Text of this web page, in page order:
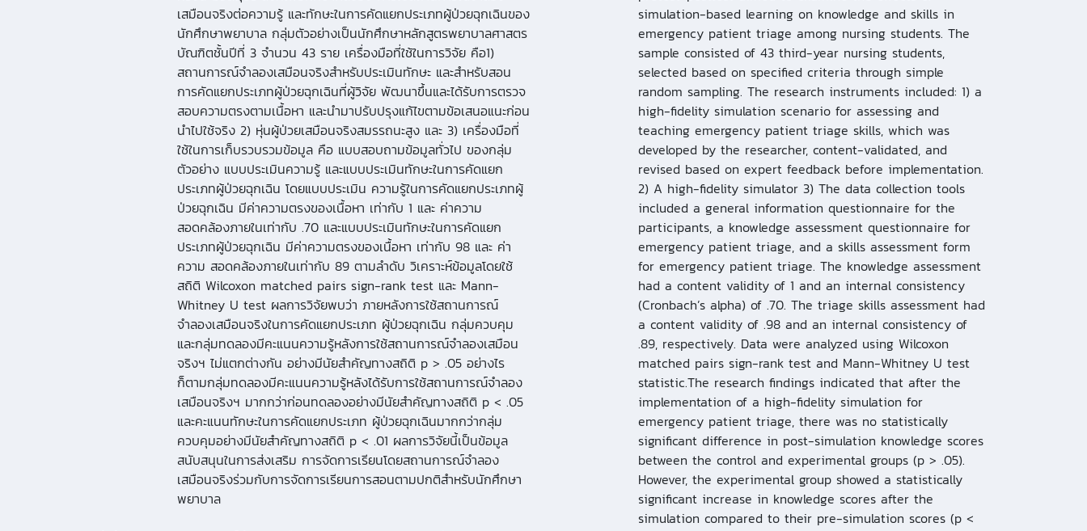
เสมือนจริงต่อความรู้ และทักษะในการคัดแยกประเภทผู้ป่วยฉุกเฉินของ
นักศึกษาพยาบาล กลุ่มตัวอย่างเป็นนักศึกษาหลักสูตรพยาบาลศาสตร
บัณฑิตชั้นปีที่ 3 จำนวน 43 ราย เครื่องมือที่ใช้ในการวิจัย คือ1)
สถานการณ์จำลองเสมือนจริงสำหรับประเมินทักษะ และสำหรับสอน
การคัดแยกประเภทผู้ป่วยฉุกเฉินที่ผู้วิจัย พัฒนาขึ้นและได้รับการตรวจ
สอบความตรงตามเนื้อหา และนำมาปรับปรุงแก้ไขตามข้อเสนอแนะก่อน
นำไปใช้จริง 2) หุ่นผู้ป่วยเสมือนจริงสมรรถนะสูง และ 3) เครื่องมือที่
ใช้ในการเก็บรวบรวมข้อมูล คือ แบบสอบถามข้อมูลทั่วไป ของกลุ่ม
ตัวอย่าง แบบประเมินความรู้ และแบบประเมินทักษะในการคัดแยก
ประเภทผู้ป่วยฉุกเฉิน โดยแบบประเมิน ความรู้ในการคัดแยกประเภทผู้
ป่วยฉุกเฉิน มีค่าความตรงของเนื้อหา เท่ากับ 1 และ ค่าความ
สอดคล้องภายในเท่ากับ .70 และแบบประเมินทักษะในการคัดแยก
ประเภทผู้ป่วยฉุกเฉิน มีค่าความตรงของเนื้อหา เท่ากับ 98 และ ค่า
ความ สอดคล้องภายในเท่ากับ 89 ตามลำดับ วิเคราะห์ข้อมูลโดยใช้
สถิติ Wilcoxon matched pairs sign-rank test และ Mann-
Whitney U test ผลการวิจัยพบว่า ภายหลังการใช้สถานการณ์
จำลองเสมือนจริงในการคัดแยกประเภท ผู้ป่วยฉุกเฉิน กลุ่มควบคุม
และกลุ่มทดลองมีคะแนนความรู้หลังการใช้สถานการณ์จำลองเสมือน
จริงฯ ไม่แตกต่างกัน อย่างมีนัยสำคัญทางสถิติ p > .05 อย่างไร
ก็ตามกลุ่มทดลองมีคะแนนความรู้หลังได้รับการใช้สถานการณ์จำลอง
เสมือนจริงฯ มากกว่าก่อนทดลองอย่างมีนัยสำคัญทางสถิติ p < .05
และคะแนนทักษะในการคัดแยกประเภท ผู้ป่วยฉุกเฉินมากกว่ากลุ่ม
ควบคุมอย่างมีนัยสำคัญทางสถิติ p < .01 ผลการวิจัยนี้เป็นข้อมูล
สนับสนุนในการส่งเสริม การจัดการเรียนโดยสถานการณ์จำลอง
เสมือนจริงร่วมกับการจัดการเรียนการสอนตามปกติสำหรับนักศึกษา
พยาบาล
simulation-based learning on knowledge and skills in
emergency patient triage among nursing students. The
sample consisted of 43 third-year nursing students,
selected based on specified criteria through simple
random sampling. The research instruments included: 1) a
high-fidelity simulation scenario for assessing and
teaching emergency patient triage skills, which was
developed by the researcher, content-validated, and
revised based on expert feedback before implementation.
2) A high-fidelity simulator 3) The data collection tools
included a general information questionnaire for the
participants, a knowledge assessment questionnaire for
emergency patient triage, and a skills assessment form
for emergency patient triage. The knowledge assessment
had a content validity of 1 and an internal consistency
(Cronbach’s alpha) of .70. The triage skills assessment had
a content validity of .98 and an internal consistency of
.89, respectively. Data were analyzed using Wilcoxon
matched pairs sign-rank test and Mann-Whitney U test
statistic.The research findings indicated that after the
implementation of a high-fidelity simulation for
emergency patient triage, there was no statistically
significant difference in post-simulation knowledge scores
between the control and experimental groups (p > .05).
However, the experimental group showed a statistically
significant increase in knowledge scores after the
simulation compared to their pre-simulation scores (p <